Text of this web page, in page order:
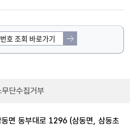
호 조회 바로가기
단수집거부
면 동부대로 1296 (삼동면, 삼동초